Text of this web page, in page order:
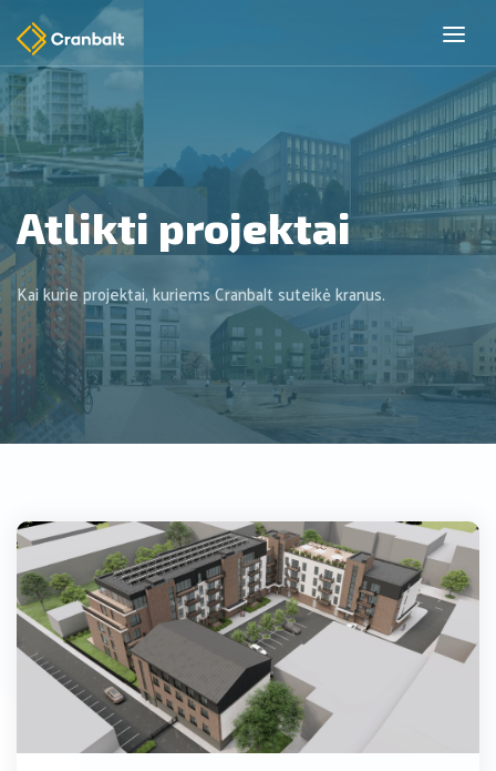
Atlikti projektai
Kai kurie projektai, kuriems Cranbalt suteikė kranus.